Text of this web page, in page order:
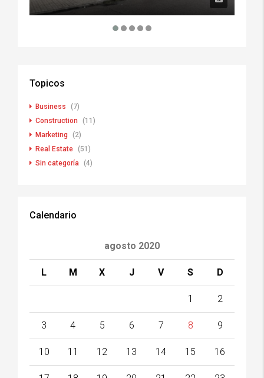
Topicos
Business
(7)
Construction
(11)
Marketing
(2)
Real Estate (51)
Sin categoría (4)
Calendario
agosto 2020
L M X J V S D
1 2
3 4 5 6 7 8 9
10 11 12 13 14 15 16